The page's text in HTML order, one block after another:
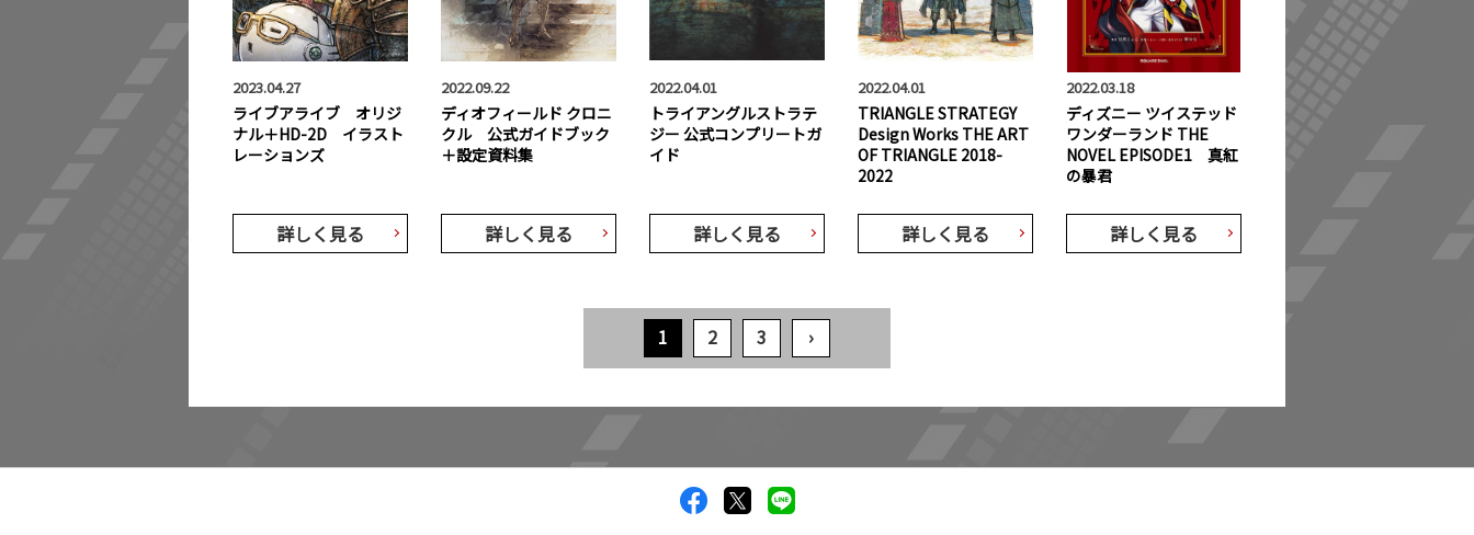
2023.04.27
ライブアライブ オリジ
ナル＋HD-2D イラスト
レーションズ
詳しく見る
2022.09.22
ディオフィールド クロニ
クル 公式ガイドブック
＋設定資料集
詳しく見る
2022.04.01
トライアングルストラテ
ジー 公式コンプリートガ
イド
詳しく見る
2022.04.01
TRIANGLE STRATEGY
Design Works THE ART
OF TRIANGLE 2018-
2022
詳しく見る
2022.03.18
ディズニー ツイステッド
ワンダーランド THE
NOVEL EPISODE1 真紅
の暴君
詳しく見る
1 2 3 ›